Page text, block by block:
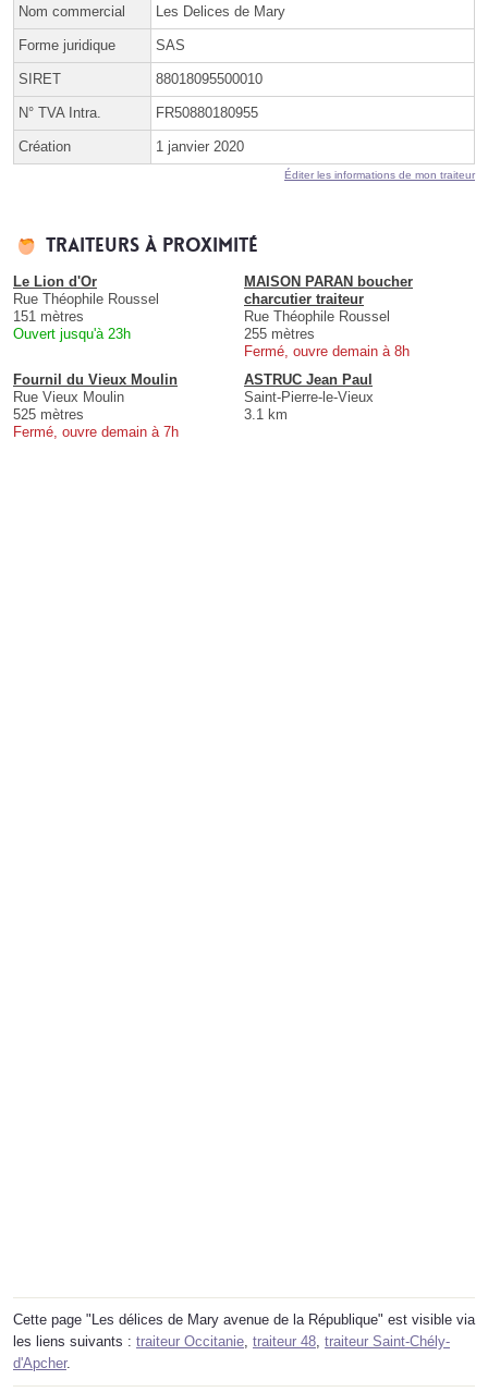
Nom commercial Les Delices de Mary
Forme juridique SAS
SIRET 88018095500010
N° TVA Intra. FR50880180955
Création 1 janvier 2020
Éditer les informations de mon traiteur
Traiteurs à proximité
Le Lion d'Or
Rue Théophile Roussel
151 mètres
Ouvert jusqu'à 23h
MAISON PARAN boucher
charcutier traiteur
Rue Théophile Roussel
255 mètres
Fermé, ouvre demain à 8h
Fournil du Vieux Moulin
Rue Vieux Moulin
525 mètres
Fermé, ouvre demain à 7h
ASTRUC Jean Paul
Saint-Pierre-le-Vieux
3.1 km
Cette page "Les délices de Mary avenue de la République" est visible via
les liens suivants : traiteur Occitanie traiteur 48 traiteur Saint-Chély-
d'Apcher.